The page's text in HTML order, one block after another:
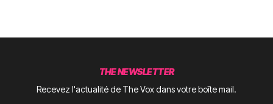
THE NEWSLETTER
Recevez l'actualité de The Vox dans votre boîte mail.